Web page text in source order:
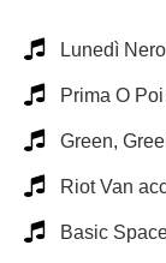
Lunedì
Prima O
Green,
Riot Van
Basic